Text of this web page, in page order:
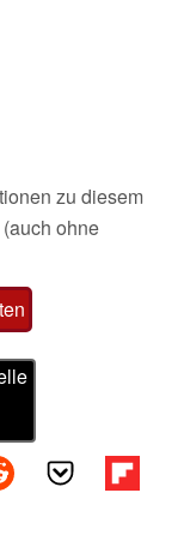
zu diesem
ohne